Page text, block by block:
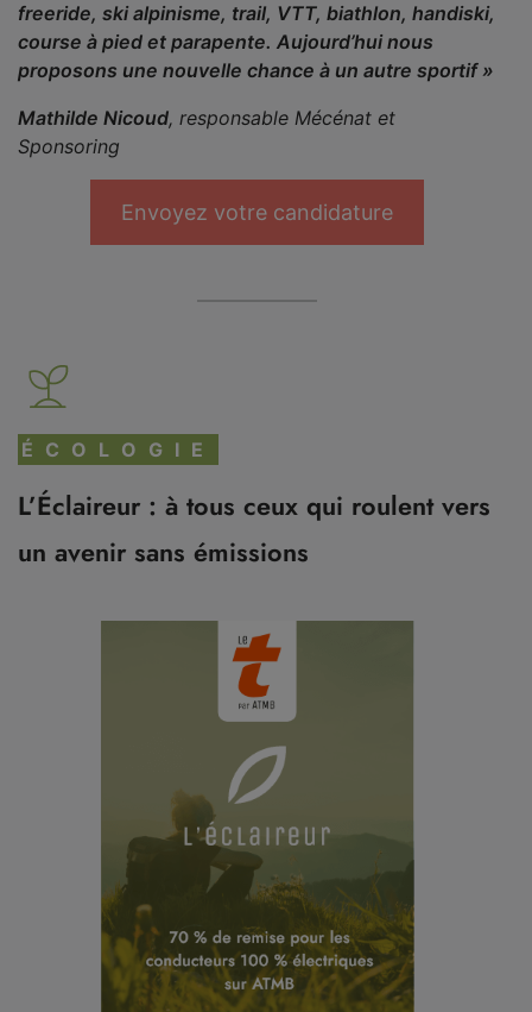
freeride, ski alpinisme, trail, VTT, biathlon, handiski,
course à pied et parapente. Aujourd’hui nous
proposons une nouvelle chance à un autre sportif »
Mathilde Nicoud, responsable Mécénat et
Sponsoring
Envoyez votre candidature
ÉCOLOGIE
L’Éclaireur : à tous ceux qui roulent vers
un avenir sans émissions